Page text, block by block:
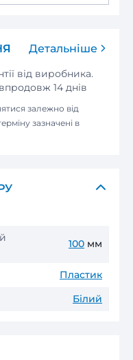
Детальніше
від виробника.
14 днів
залежно від
зазначені в
100 мм
Пластик
Білий